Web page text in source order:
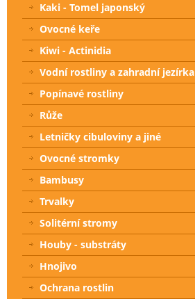
Kaki - Tomel japonský
Ovocné keře
Kiwi - Actinidia
Vodní rostliny a zahradní jezírka
Popínavé rostliny
Růže
Letničky cibuloviny a jiné
Ovocné stromky
Bambusy
Trvalky
Solitérní stromy
Houby - substráty
Hnojivo
Ochrana rostlin